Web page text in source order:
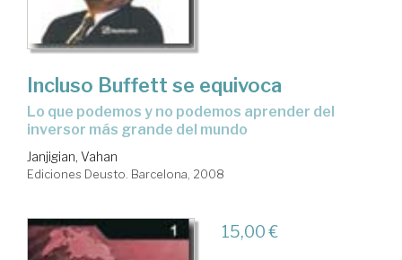
Incluso Buffett se equivoca
lo que podemos y no podemos aprender del
inversor más grande del mundo
Janjigian, Vahan
Ediciones Deusto. Barcelona, 2008
15,00 €